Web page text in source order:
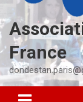
n
t
France